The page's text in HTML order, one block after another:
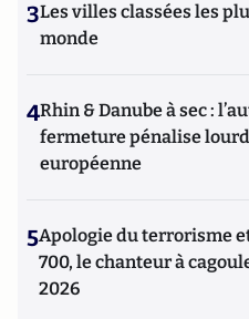
3Les villes classées les
monde
4Rhin & Danube à sec :
fermeture pénalise
européenne
5Apologie du terrorisme
700, le chanteur à
2026